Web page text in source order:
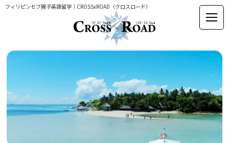
フィリピンセブ親子英語留学｜CROSSxROAD（クロスロード）